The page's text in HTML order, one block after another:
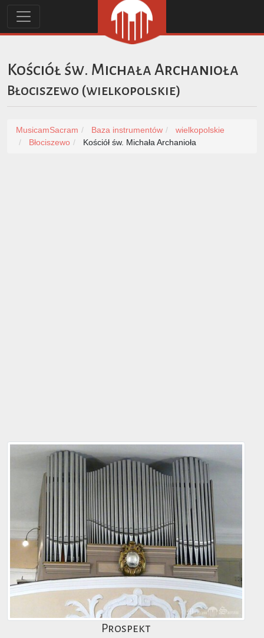
Kościół św. Michała Archanioła
Błociszewo (wielkopolskie)
MusicamSacram Baza instrumentów
wielkopolskie
Błociszewo
Kościół św. Michała Archanioła
Prospekt